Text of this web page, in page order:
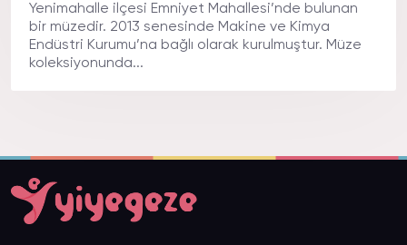
Yenimahalle ilçesi Emniyet Mahallesi’nde bulunan
bir müzedir. 2013 senesinde Makine ve Kimya
Endüstri Kurumu’na bağlı olarak kurulmuştur. Müze
koleksiyonunda...